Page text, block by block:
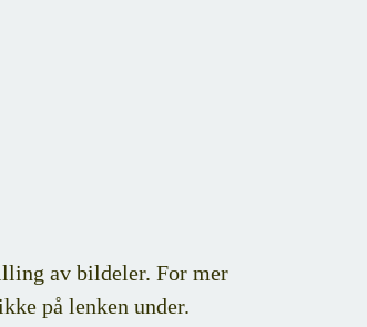
av bildeler. For mer
på lenken under.